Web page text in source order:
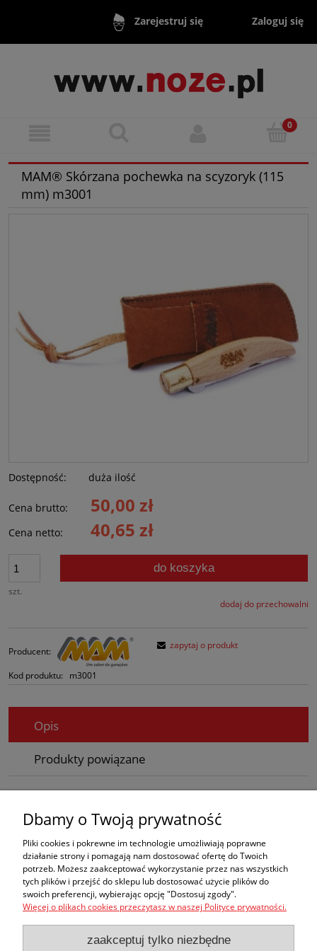
Zarejestruj się Zaloguj się
MAM® Skórzana pochewka na scyzoryk (115
mm) m3001
Dostępność: duża ilość
Cena brutto: 50,00 zł
Cena netto: 40,65 zł
szt.
do koszyka
dodaj do przechowalni
Producent:
Kod produktu: m3001
zapytaj o produkt
Opis
Produkty powiązane
Idealnie pasuje do poniższych modeli scyzoryków: m2005,
m2084, m2085, m5000, m5004.
Zakupy
Pomoc
Dbamy o Twoją prywatność
Pliki cookies i pokrewne im technologie umożliwiają poprawne
działanie strony i pomagają nam dostosować ofertę do Twoich
potrzeb. Możesz zaakceptować wykorzystanie przez nas wszystkich
tych plików i przejść do sklepu lub dostosować użycie plików do
swoich preferencji, wybierając opcję "Dostosuj zgody".
Więcej o plikach cookies przeczytasz w naszej Polityce prywatności.
zaakceptuj tylko niezbędne